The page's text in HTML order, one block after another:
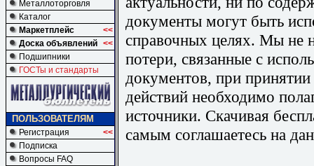
Металлоторговля
Каталог
Маркетплейс
<<
Доска объявлений <<
Подшипники
ГОСТы и стандарты
ПОЛЬЗОВАТЕЛЯМ
Регистрация
<<
Подписка
Вопросы FAQ
документы могут быть
справочных целях. Мы не
потери, связанные с
документов, при
действий необходимо
источники. Скачивая
самым соглашаетесь на